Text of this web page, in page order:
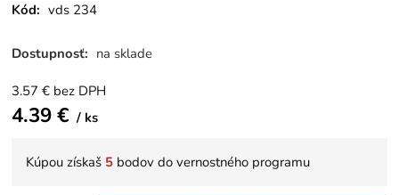
Kód: vds 234
Dostupnosť: na sklade
3.57 € bez DPH
4.39€ ks
Kúpou získaš 5 bodov do vernostného programu